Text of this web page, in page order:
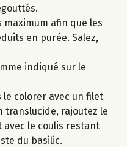
afin que les
en purée. Salez,
indiqué sur le
le colorer avec un filet
translucide, rajoutez le
avec le coulis restant
du basilic.